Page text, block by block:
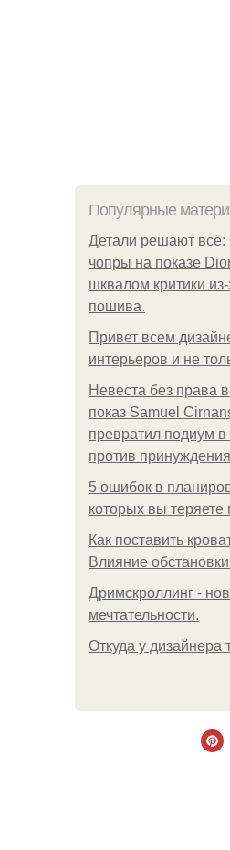
Популярные
Детали решают всё:
чопры на показе
шквалом критики
пошива.
Привет всем
интерьеров и не
Невеста без права
показ Samuel
превратил подиум
против
5 ошибок в
которых вы теряете
Как поставить
Влияние
Дримскроллинг -
мечтательности.
Откуда у дизайнера